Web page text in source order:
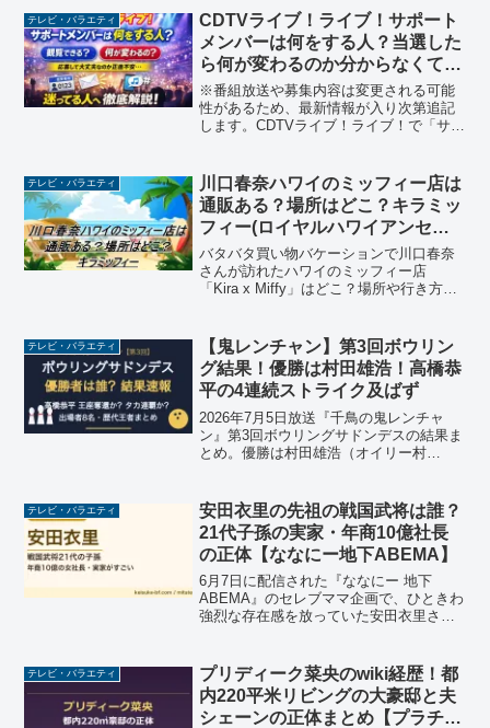
テレビ・バラエティ
CDTVライブ！ライブ！サポート
メンバーは何をする人？当選した
ら何が変わるのか分からなくて応
募を迷っている人へ
※番組放送や募集内容は変更される可能
性があるため、最新情報が入り次第追記
します。CDTVライブ！ライブ！で「サポ
ていませんか。公式の説明を読んでも、
「番組を盛り上げる」...
テレビ・バラエティ
川口春奈ハワイのミッフィー店は
通販ある？場所はどこ？キラミッ
フィー(ロイヤルハワイアンセン
ター)【バタバタ買い物バケーシ
ョン】
バタバタ買い物バケーションで川口春奈
さんが訪れたハワイのミッフィー店
「Kira x Miffy」はどこ？場所や行き方、
シャツやトートバッグなど、最新の限定
グッズ情報を随時更新中です。
テレビ・バラエティ
【鬼レンチャン】第3回ボウリン
グ結果！優勝は村田雄浩！高橋恭
平の4連続ストライク及ばず
2026年7月5日放送『千鳥の鬼レンチャ
ン』第3回ボウリングサドンデスの結果ま
とめ。優勝は村田雄浩（オイリー村
勝の全試合結果、脱落順・名場面、見逃
し配信情報も。
テレビ・バラエティ
安田衣里の先祖の戦国武将は誰？
21代子孫の実家・年商10億社長
の正体【ななにー地下ABEMA】
6月7日に配信された『ななにー 地下
ABEMA』のセレブママ企画で、ひときわ
強烈な存在感を放っていた安田衣里さ
回も誘拐された」「結納金30億円の縁
談」――次々と飛び...
テレビ・バラエティ
プリディーク菜央のwiki経歴！都
内220平米リビングの大豪邸と夫
シェーンの正体まとめ【プラチナ